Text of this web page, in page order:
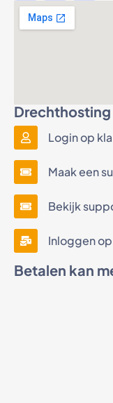
Login op
Maak een
Bekijk
Inloggen
Betalen kan